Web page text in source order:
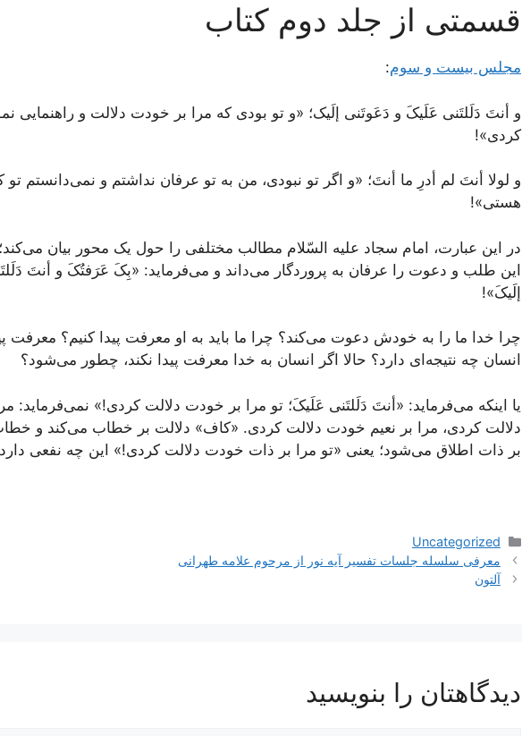
قسمتی از جلد دوم کتاب
مجلس بیست و سوم:
و أنتَ دَلَلتَنی عَلَیکَ و دَعَوتَنی إلَیک؛ «و تو بودی که مرا بر خودت دلالت و
کردی»!
و لولا أنتَ لم أدرِ ما أنتَ؛ «و اگر تو نبودی، من به تو عرفان نداشتم و نمی‌دانستم
هستی»!
در این عبارت، امام سجاد علیه السّلام مطالب مختلفی را حول یک محور بیان
این طلب و دعوت را عرفان به پروردگار می‌داند و می‌فرماید: «بِکَ عَرَفتُکَ و أنتَ
إلَیکَ»!
چرا خدا ما را به خودش دعوت می‌کند؟ چرا ما باید به او معرفت پیدا کنیم؟ معرفت
انسان چه نتیجه‌ای دارد؟ حالا اگر انسان به خدا معرفت پیدا نکند، چطور می‌شود؟
یا اینکه می‌فرماید: «أنتَ دَلَلتَنی عَلَیکَ؛ تو مرا بر خودت دلالت کردی!» نمی‌فرماید:
دلالت کردی، مرا بر نعیم خودت دلالت کردی. «کاف» دلالت بر خطاب می‌کند و
بر ذات اطلاق می‌شود؛ یعنی «تو مرا بر ذات خودت دلالت کردی!» این چه نفعی
دسته‌ها
Uncategorized
ناوبری
نوشته‌ها
معرفی سلسله جلسات تفسیر آیه نور از مرحوم علامه طهرانی
آلتون
دیدگاهتان را بنویسید